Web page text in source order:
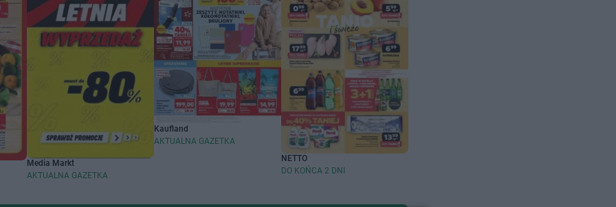
Media Markt
AKTUALNA GAZETKA
Kaufland
AKTUALNA GAZETKA
NETTO
DO KOŃCA 2 DNI